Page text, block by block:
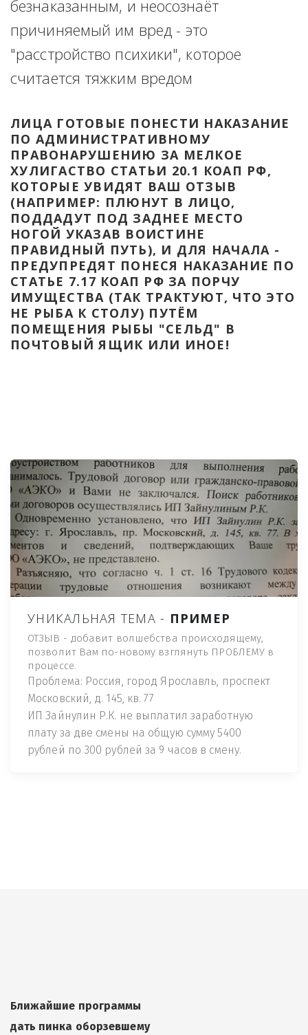
безнаказанным, и неосознаёт
причиняемый им вред - это
"расстройство психики", которое
считается тяжким вредом
ЛИЦА ГОТОВЫЕ ПОНЕСТИ НАКАЗАНИЕ
ПО АДМИНИСТРАТИВНОМУ
ПРАВОНАРУШЕНИЮ ЗА МЕЛКОЕ
ХУЛИГАСТВО СТАТЬИ 20.1 КОАП РФ,
КОТОРЫЕ УВИДЯТ ВАШ ОТЗЫВ
(НАПРИМЕР: ПЛЮНУТ В ЛИЦО,
ПОДДАДУТ ПОД ЗАДНЕЕ МЕСТО
НОГОЙ УКАЗАВ ВОИСТИНЕ
ПРАВИДНЫЙ ПУТЬ), И ДЛЯ НАЧАЛА -
ПРЕДУПРЕДЯТ ПОНЕСЯ НАКАЗАНИЕ ПО
СТАТЬЕ 7.17 КОАП РФ ЗА ПОРЧУ
ИМУЩЕСТВА (ТАК ТРАКТУЮТ, ЧТО ЭТО
НЕ РЫБА К СТОЛУ) ПУТЁМ
ПОМЕЩЕНИЯ РЫБЫ "СЕЛЬД" В
ПОЧТОВЫЙ ЯЩИК ИЛИ ИНОЕ!
УНИКАЛЬНАЯ ТЕМА - ПРИМЕР
ОТЗЫВ - добавит волшебства происходящему,
позволит Вам по-новому взглянуть ПРОБЛЕМУ в
процессе.
Проблема: Россия, город Ярославль, проспект
Московский, д. 145, кв. 77
ИП Зайнулин Р.К. не выплатил заработную
плату за две смены на общую сумму 5400
рублей по 300 рублей за 9 часов в смену.
Ближайшие программы
дать пинка оборзевшему